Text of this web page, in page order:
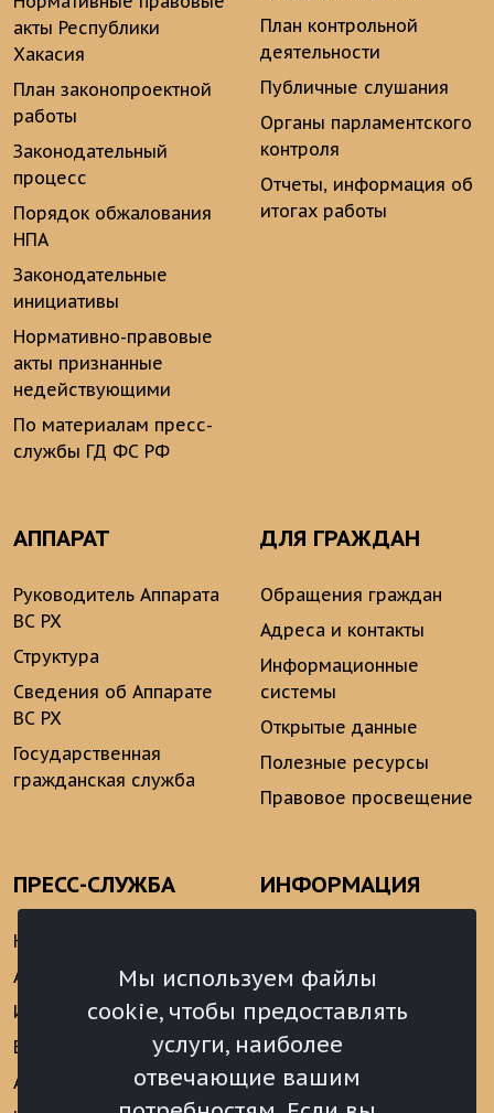
Мы используем файлы
cookie, чтобы предоставлять
услуги, наиболее
отвечающие вашим
акты Республики
Хакасия
План законопроектной
работы
Законодательный
процесс
Порядок обжалования
НПА
Законодательные
инициативы
Нормативно-правовые
акты признанные
недействующими
По материалам пресс-
службы ГД ФС РФ
План контрольной
деятельности
Публичные слушания
Органы парламентского
контроля
Отчеты, информация об
итогах работы
АППАРАТ
Руководитель Аппарата
ВС РХ
Структура
Сведения об Аппарате
ВС РХ
Государственная
гражданская служба
ДЛЯ ГРАЖДАН
Обращения граждан
Адреса и контакты
Информационные
системы
Открытые данные
Полезные ресурсы
Правовое просвещение
ПРЕСС-СЛУЖБА
Новости
Анонсы
Интервью
Видеоматериалы
Аккредитация
ИНФОРМАЦИЯ
аналитические
материалы
Реализация Послания
Президента РФ
Федеральному
Собранию РФ